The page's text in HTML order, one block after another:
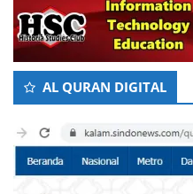
AL QURAN DIGITAL